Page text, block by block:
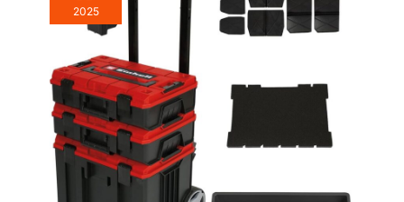
2025